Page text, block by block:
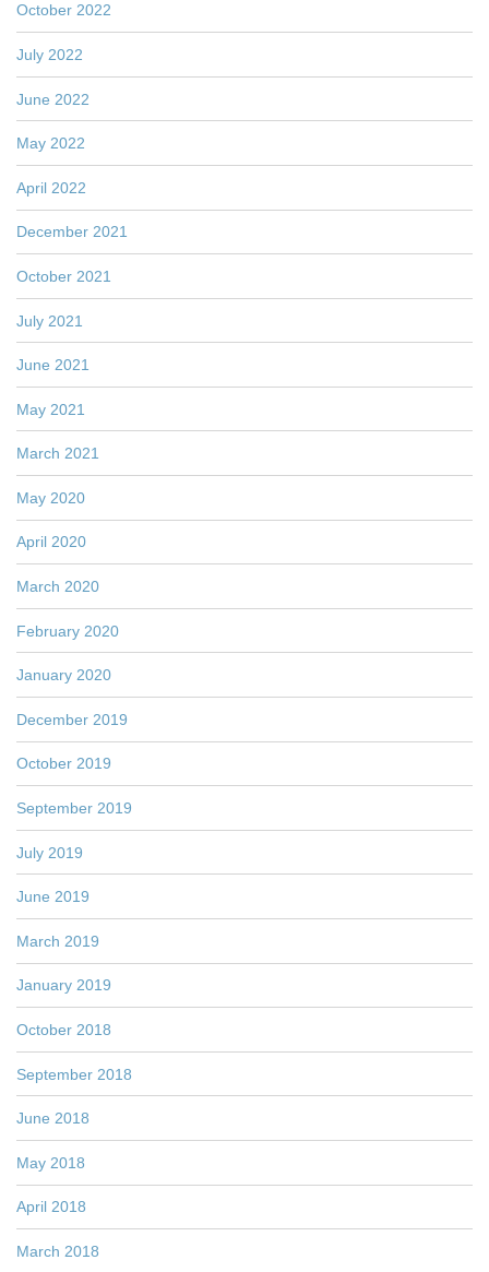
October 2022
July 2022
June 2022
May 2022
April 2022
December 2021
October 2021
July 2021
June 2021
May 2021
March 2021
May 2020
April 2020
March 2020
February 2020
January 2020
December 2019
October 2019
September 2019
July 2019
June 2019
March 2019
January 2019
October 2018
September 2018
June 2018
May 2018
April 2018
March 2018